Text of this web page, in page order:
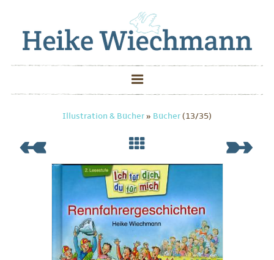
Illustration & Bücher» Bücher(13/35)